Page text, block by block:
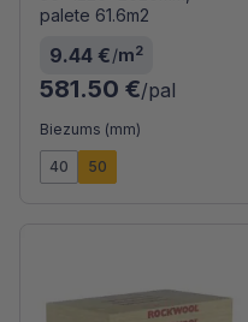
palete 61.6m2
9.44 €/m2
581.50 €/pal
Biezums (mm)
40 50